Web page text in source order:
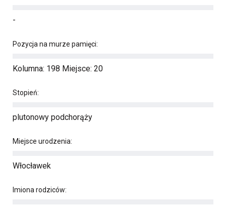
-
Pozycja na murze pamięci:
Kolumna: 198 Miejsce: 20
Stopień:
plutonowy podchorąży
Miejsce urodzenia:
Włocławek
Imiona rodziców: